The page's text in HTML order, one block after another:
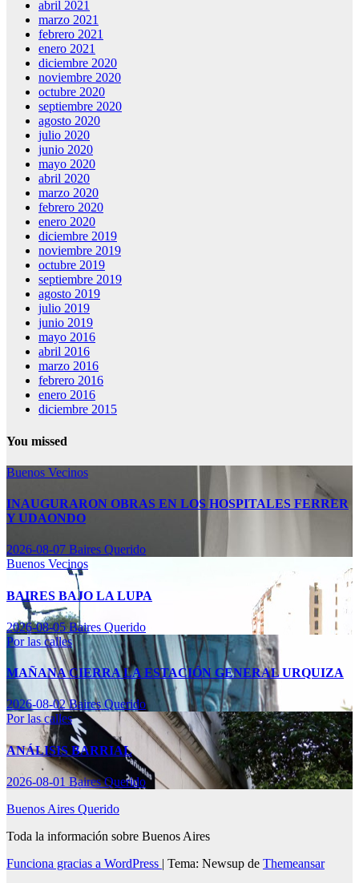
abril 2021
marzo 2021
febrero 2021
enero 2021
diciembre 2020
noviembre 2020
octubre 2020
septiembre 2020
agosto 2020
julio 2020
junio 2020
mayo 2020
abril 2020
marzo 2020
febrero 2020
enero 2020
diciembre 2019
noviembre 2019
octubre 2019
septiembre 2019
agosto 2019
julio 2019
junio 2019
mayo 2016
abril 2016
marzo 2016
febrero 2016
enero 2016
diciembre 2015
You missed
Buenos Vecinos
INAUGURARON OBRAS EN LOS HOSPITALES FERRER
Y UDAONDO
2026-08-07 Baires Querido
Buenos Vecinos
BAIRES BAJO LA LUPA
2026-08-05Baires Querido
Por las calles
MAÑANA CIERRA LA ESTACIÓN GENERAL URQUIZA
2026-08-02Baires Querido
Por las calles
ANÁLISIS BARRIAL
2026-08-01Baires Querido
Buenos Aires Querido
Toda la información sobre Buenos Aires
Funciona gracias a WordPress | Tema: Newsup de Themeansar